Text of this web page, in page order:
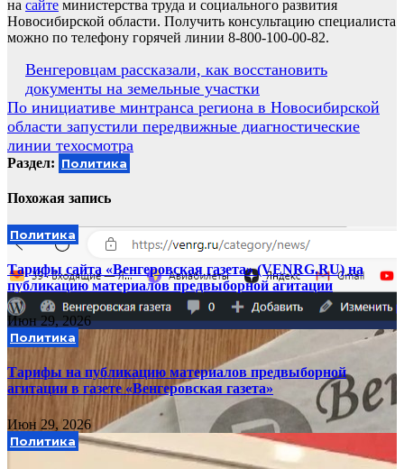
на сайте министерства труда и социального развития
Новосибирской области. Получить консультацию специалиста
можно по телефону горячей линии 8-800-100-00-82.
Навигация
по
записям
Венгеровцам рассказали, как восстановить
документы на земельные участки
По инициативе минтранса региона в Новосибирской
области запустили передвижные диагностические
линии техосмотра
Раздел: Политика
Похожая запись
Политика
Тарифы сайта «Венгеровская газета» (VENRG.RU) на
публикацию материалов предвыборной агитации
Июн 29, 2026
Политика
Тарифы на публикацию материалов предвыборной
агитации в газете «Венгеровская газета»
Июн 29, 2026
Политика